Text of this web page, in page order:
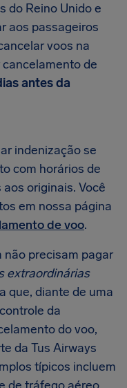
do Reino Unido e
aos passageiros
voos na
de
antes da
indenização se
com horários de
originais. Você
em nossa página
de voo.
precisam pagar
extraordinárias
que, diante de uma
da
do voo,
da Tus Airways
típicos incluem